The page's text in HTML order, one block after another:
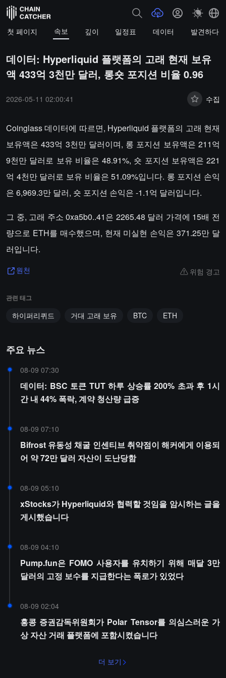
첫 페이지 속보 깊이 일정표 데이터 발견하다
데이터: Hyperliquid 플랫폼의 고래 현재 보유
액 433억 3천만 달러, 롱숏 포지션 비율 0.96
2026-05-11 02:00:41 수집
Coinglass 데이터에 따르면, Hyperliquid 플랫폼의 고래 현재
보유액은 433억 3천만 달러이며, 롱 포지션 보유액은 211억
9천만 달러로 보유 비율은 48.91%, 숏 포지션 보유액은 221
억 4천만 달러로 보유 비율은 51.09%입니다. 롱 포지션 손익
은 6,969.3만 달러, 숏 포지션 손익은 -1.1억 달러입니다.
그 중, 고래 주소 0xa5b0..41은 2265.48 달러 가격에 15배 전
량으로 ETH를 매수했으며, 현재 미실현 손익은 371.25만 달
러입니다.
원천 위험 경고
관련 태그
하이퍼리퀴드 거대 고래 보유 BTC ETH
주요 뉴스
08-09 07:30
데이터: BSC 토큰 TUT 하루 상승률 200% 초과 후 1시
간 내 44% 폭락, 계약 청산량 급증
08-09 07:10
Bifrost 유동성 채굴 인센티브 취약점이 해커에게 이용되
어 약 72만 달러 자산이 도난당함
08-09 05:10
xStocks가 Hyperliquid와 협력할 것임을 암시하는 글을
게시했습니다
08-09 04:10
Pump.fun은 FOMO 사용자를 유치하기 위해 매달 3만
달러의 고정 보수를 지급한다는 폭로가 있었다
08-09 02:04
홍콩 증권감독위원회가 Polar Tensor를 의심스러운 가
상 자산 거래 플랫폼에 포함시켰습니다
더 보기